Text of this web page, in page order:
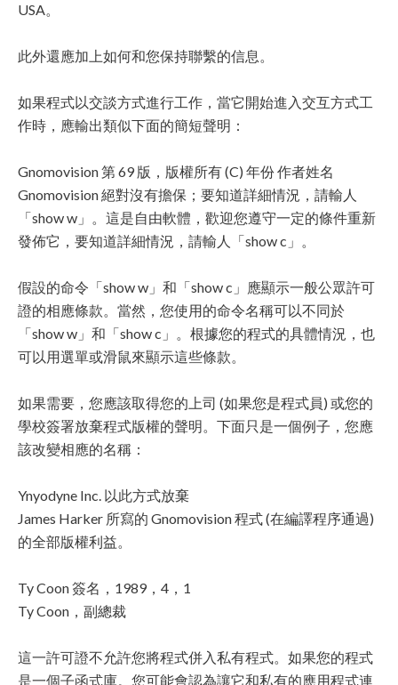
USA。
此外還應加上如何和您保持聯繫的信息。
如果程式以交談方式進行工作，當它開始進入交互方式工
作時，應輸出類似下面的簡短聲明：
Gnomovision 第 69 版，版權所有 (C) 年份 作者姓名
Gnomovision 絕對沒有擔保；要知道詳細情況，請輸人
「show w」。這是自由軟體，歡迎您遵守一定的條件重新
發佈它，要知道詳細情況，請輸人「show c」。
假設的命令「show w」和「show c」應顯示一般公眾許可
證的相應條款。當然，您使用的命令名稱可以不同於
「show w」和「show c」。根據您的程式的具體情況，也
可以用選單或滑鼠來顯示這些條款。
如果需要，您應該取得您的上司 (如果您是程式員) 或您的
學校簽署放棄程式版權的聲明。下面只是一個例子，您應
該改變相應的名稱：
Ynyodyne Inc. 以此方式放棄
James Harker 所寫的 Gnomovision 程式 (在編譯程序通過)
的全部版權利益。
Ty Coon 簽名，1989，4，1
Ty Coon，副總裁
這一許可證不允許您將程式併入私有程式。如果您的程式
是一個子函式庫。您可能會認為讓它和私有的應用程式連